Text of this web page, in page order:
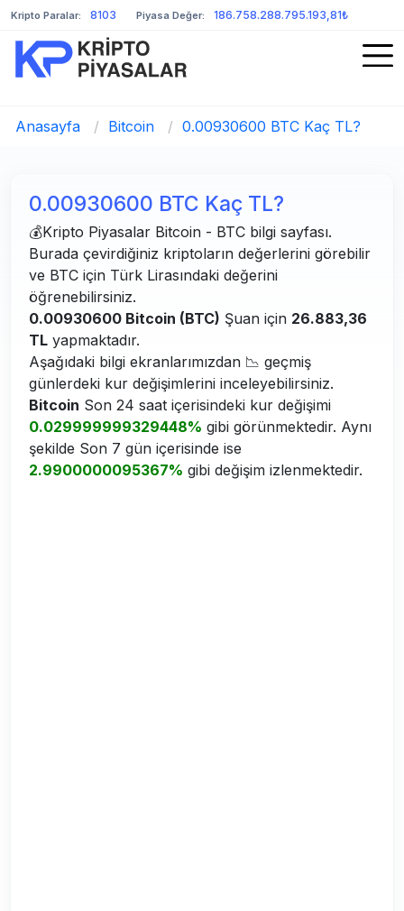
Kripto Paralar: 8103 Piyasa Değer: 186.758.288.795.193,81₺
Anasayfa / Bitcoin / 0.00930600 BTC Kaç TL?
0.00930600 BTC Kaç TL?
💰Kripto Piyasalar Bitcoin - BTC bilgi sayfası.
Burada çevirdiğiniz kriptoların değerlerini görebilir
ve BTC için Türk Lirasındaki değerini
öğrenebilirsiniz.
0.00930600 Bitcoin (BTC) Şuan için 26.883,36
TL yapmaktadır.
Aşağıdaki bilgi ekranlarımızdan 📉 geçmiş
günlerdeki kur değişimlerini inceleyebilirsiniz.
Bitcoin Son 24 saat içerisindeki kur değişimi
0.029999999329448% gibi görünmektedir. Aynı
şekilde Son 7 gün içerisinde ise
2.9900000095367% gibi değişim izlenmektedir.